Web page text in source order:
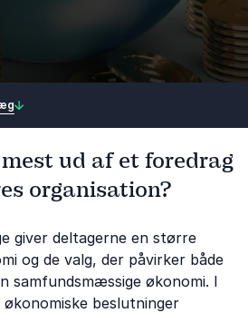
ud af et foredrag
organisation?
giver deltagerne en større
og de valg, der påvirker både
samfundsmæssige økonomi. I
beslutninger